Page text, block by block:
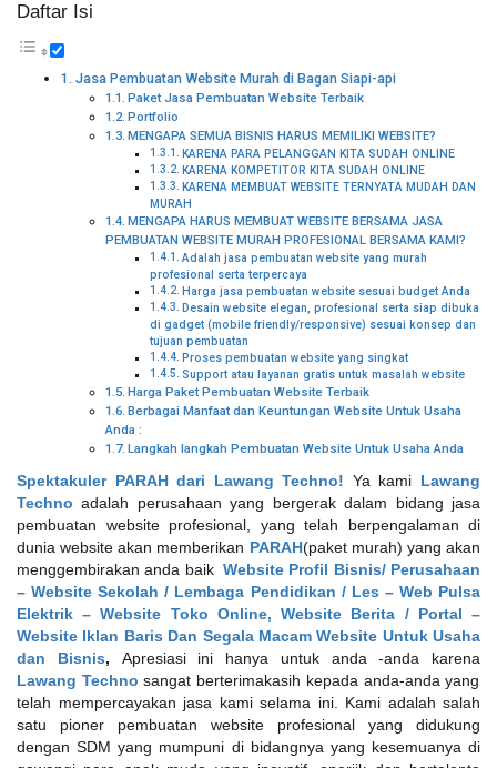
Daftar Isi
Jasa Pembuatan Website Murah di Bagan Siapi-api
Paket Jasa Pembuatan Website Terbaik
Portfolio
MENGAPA SEMUA BISNIS HARUS MEMILIKI WEBSITE?
KARENA PARA PELANGGAN KITA SUDAH ONLINE
KARENA KOMPETITOR KITA SUDAH ONLINE
KARENA MEMBUAT WEBSITE TERNYATA MUDAH DAN
MURAH
MENGAPA HARUS MEMBUAT WEBSITE BERSAMA JASA
PEMBUATAN WEBSITE MURAH PROFESIONAL BERSAMA KAMI?
Adalah jasa pembuatan website yang murah
profesional serta terpercaya
Harga jasa pembuatan website sesuai budget Anda
Desain website elegan, profesional serta siap dibuka
di gadget (mobile friendly/responsive) sesuai konsep dan
tujuan pembuatan
Proses pembuatan website yang singkat
Support atau layanan gratis untuk masalah website
Harga Paket Pembuatan Website Terbaik
Berbagai Manfaat dan Keuntungan Website Untuk Usaha
Anda :
Langkah langkah Pembuatan Website Untuk Usaha Anda
Spektakuler PARAH dari Lawang Techno! Ya kami Lawang
Techno adalah perusahaan yang bergerak dalam bidang jasa
pembuatan website profesional, yang telah berpengalaman di
dunia website akan memberikan PARAH(paket murah) yang akan
menggembirakan anda baikWebsite Profil Bisnis/ Perusahaan
– Website Sekolah / Lembaga Pendidikan / Les – Web Pulsa
Elektrik – Website Toko Online, Website Berita / Portal –
Website Iklan Baris Dan Segala Macam Website Untuk Usaha
dan Bisnis, Apresiasi ini hanya untuk anda -anda karena
Lawang Technosangat berterimakasih kepada anda-anda yang
telah mempercayakan jasa kami selama ini. Kami adalah salah
satu pioner pembuatan website profesional yang didukung
dengan SDM yang mumpuni di bidangnya yang kesemuanya di